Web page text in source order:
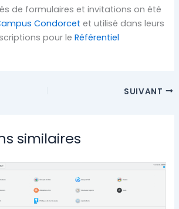
de formulaires et invitations on été
Condorcet et utilisé dans leurs
pour leRéférentiel
SUIVANT
similaires